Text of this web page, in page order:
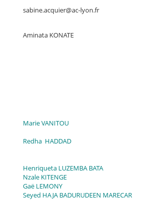
sabine.acquier@ac-lyon.fr
Aminata KONATE
Marie VANITOU
Redha HADDAD
Henriqueta LUZEMBA BATA
Nzale KITENGE
Gaë LEMONY
Seyed HAJA BADURUDEEN MARECAR